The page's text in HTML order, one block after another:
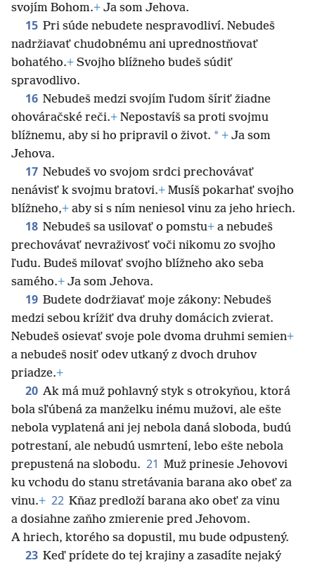
svojím Bohom.+ Ja som Jehova.
15 Pri súde nebudete nespravodliví. Nebudeš
nadržiavať chudobnému ani uprednostňovať
bohatého.+ Svojho blížneho budeš súdiť
spravodlivo.
16 Nebudeš medzi svojím ľudom šíriť žiadne
ohováračské reči.+ Nepostavíš sa proti svojmu
blížnemu, aby si ho pripravil o život. * + Ja som
Jehova.
17 Nebudeš vo svojom srdci prechovávať
nenávisť k svojmu bratovi.+ Musíš pokarhať svojho
blížneho,+ aby si s ním neniesol vinu za jeho hriech.
18 Nebudeš sa usilovať o pomstu+ a nebudeš
prechovávať nevraživosť voči nikomu zo svojho
ľudu. Budeš milovať svojho blížneho ako seba
samého.+ Ja som Jehova.
19 Budete dodržiavať moje zákony: Nebudeš
medzi sebou krížiť dva druhy domácich zvierat.
Nebudeš osievať svoje pole dvoma druhmi semien+
a nebudeš nosiť odev utkaný z dvoch druhov
priadze.+
20 Ak má muž pohlavný styk s otrokyňou, ktorá
bola sľúbená za manželku inému mužovi, ale ešte
nebola vyplatená ani jej nebola daná sloboda, budú
potrestaní, ale nebudú usmrtení, lebo ešte nebola
prepustená na slobodu. 21 Muž prinesie Jehovovi
ku vchodu do stanu stretávania barana ako obeť za
vinu.+ 22 Kňaz predloží barana ako obeť za vinu
a dosiahne zaňho zmierenie pred Jehovom.
A hriech, ktorého sa dopustil, mu bude odpustený.
23 Keď prídete do tej krajiny a zasadíte nejaký